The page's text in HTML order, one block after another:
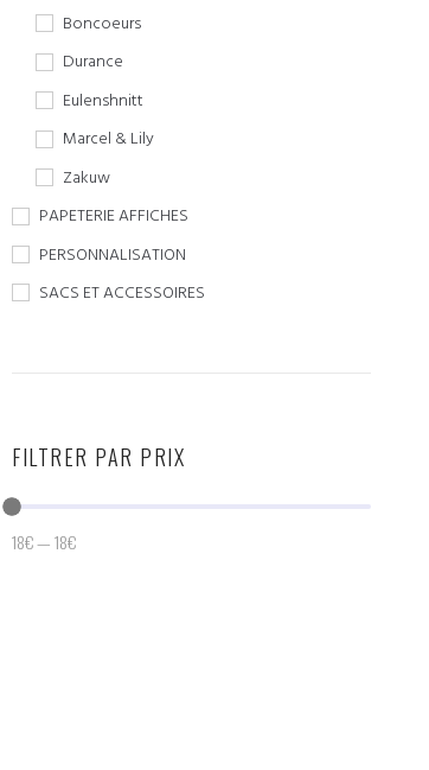
Boncoeurs
Durance
Eulenshnitt
Marcel & Lily
Zakuw
PAPETERIE AFFICHES
PERSONNALISATION
SACS ET ACCESSOIRES
FILTRER PAR PRIX
18€—18€